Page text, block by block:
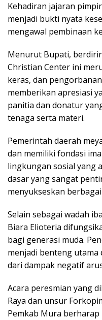
Kehadiran jajaran
menjadi bukti nyata
mengawal pembinaan
Menurut Bupati,
Christian Center ini
keras, dan
memberikan apresiasi
panitia dan donatur
tenaga serta materi.
Pemerintah daerah
dan memiliki fondasi
lingkungan sosial yang
dasar yang sangat
menyukseskan
Selain sebagai wadah
Biara Elioteria
bagi generasi muda.
menjadi benteng utama
dari dampak negatif
Acara peresmian yang
Raya dan unsur
Pemkab Mura